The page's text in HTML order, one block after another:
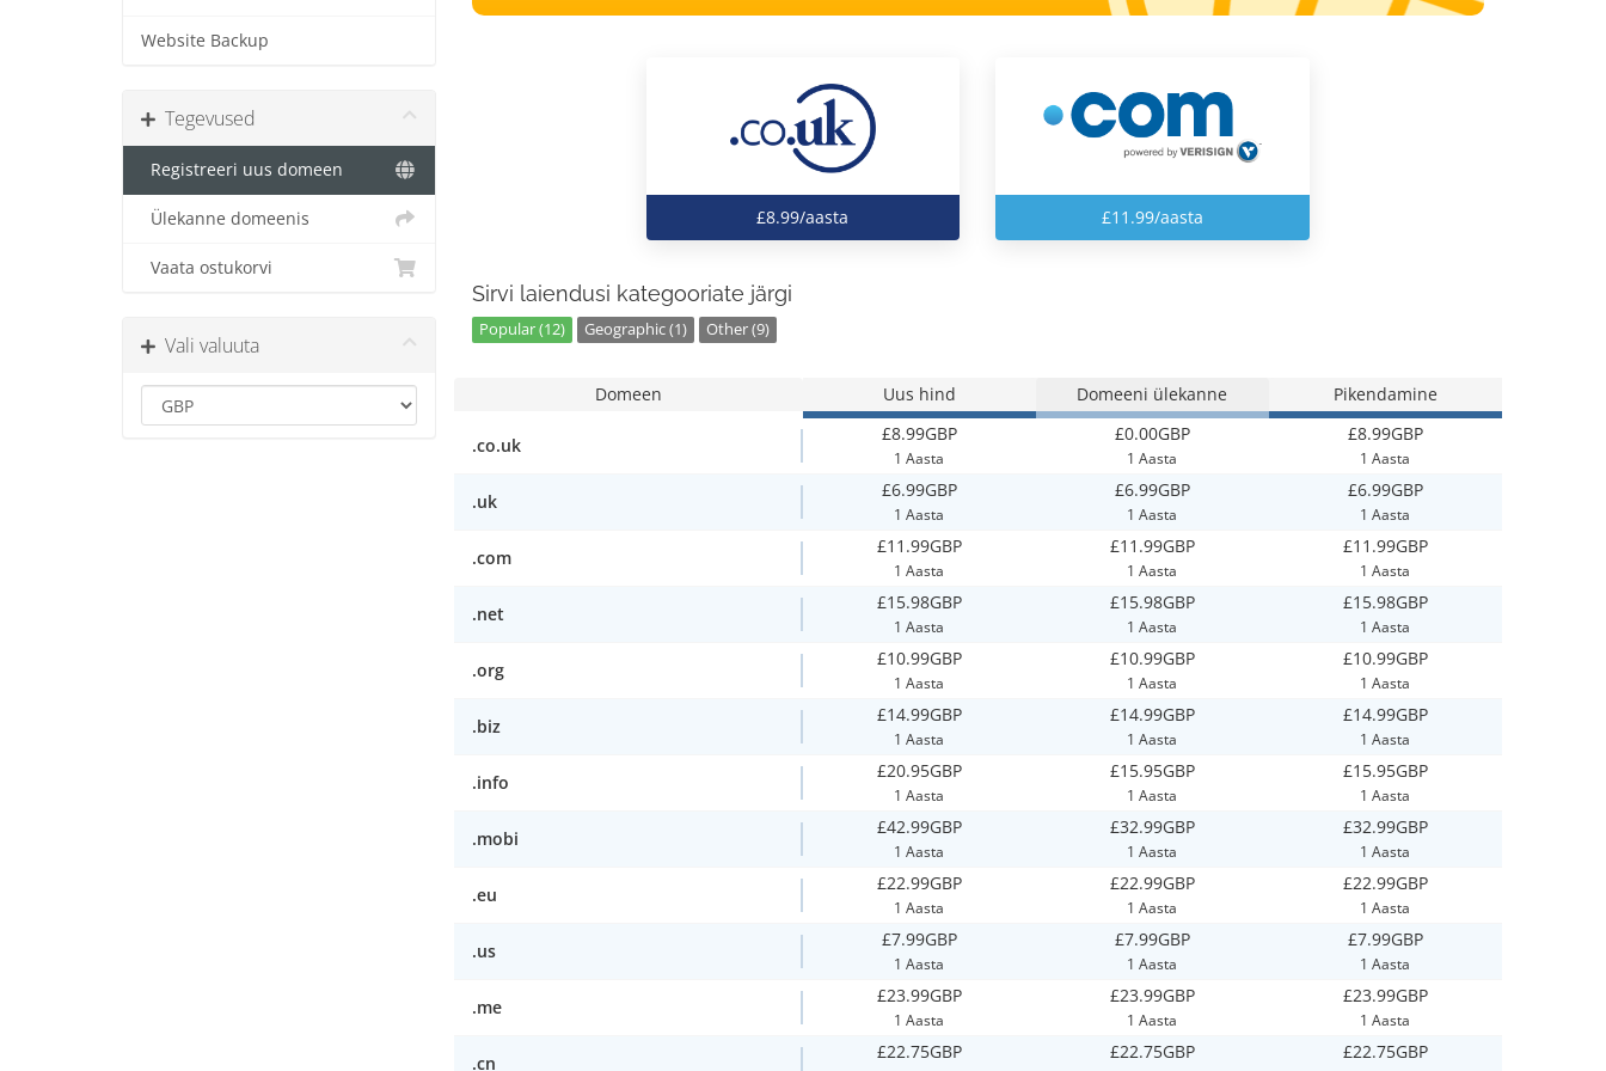
Website Backup
Tegevused
Registreeri uus domeen
Ülekanne domeenis
Vaata ostukorvi
Vali valuuta
£8.99/aasta £11.99/aasta
Sirvi laiendusi kategooriate järgi
Popular (12) Geographic (1) Other (9)
Domeen Uus hind Domeeni ülekanne Pikendamine
.co.uk
£8.99GBP
1 Aasta
£0.00GBP
1 Aasta
£8.99GBP
1 Aasta
.uk
£6.99GBP
1 Aasta
£6.99GBP
1 Aasta
£6.99GBP
1 Aasta
.com
£11.99GBP
1 Aasta
£11.99GBP
1 Aasta
£11.99GBP
1 Aasta
.net
£15.98GBP
1 Aasta
£15.98GBP
1 Aasta
£15.98GBP
1 Aasta
.org
£10.99GBP
1 Aasta
£10.99GBP
1 Aasta
£10.99GBP
1 Aasta
.biz
£14.99GBP
1 Aasta
£14.99GBP
1 Aasta
£14.99GBP
1 Aasta
.info
£20.95GBP
1 Aasta
£15.95GBP
1 Aasta
£15.95GBP
1 Aasta
.mobi
£42.99GBP
1 Aasta
£32.99GBP
1 Aasta
£32.99GBP
1 Aasta
.eu
£22.99GBP
1 Aasta
£22.99GBP
1 Aasta
£22.99GBP
1 Aasta
.us
£7.99GBP
1 Aasta
£7.99GBP
1 Aasta
£7.99GBP
1 Aasta
.me
£23.99GBP
1 Aasta
£23.99GBP
1 Aasta
£23.99GBP
1 Aasta
.cn
£22.75GBP £22.75GBP £22.75GBP